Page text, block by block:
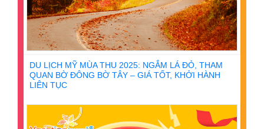
DU LỊCH MỸ MÙA THU 2025: NGẮM LÁ ĐỎ, THAM
QUAN BỜ ĐÔNG BỜ TÂY – GIÁ TỐT, KHỞI HÀNH
LIÊN TỤC